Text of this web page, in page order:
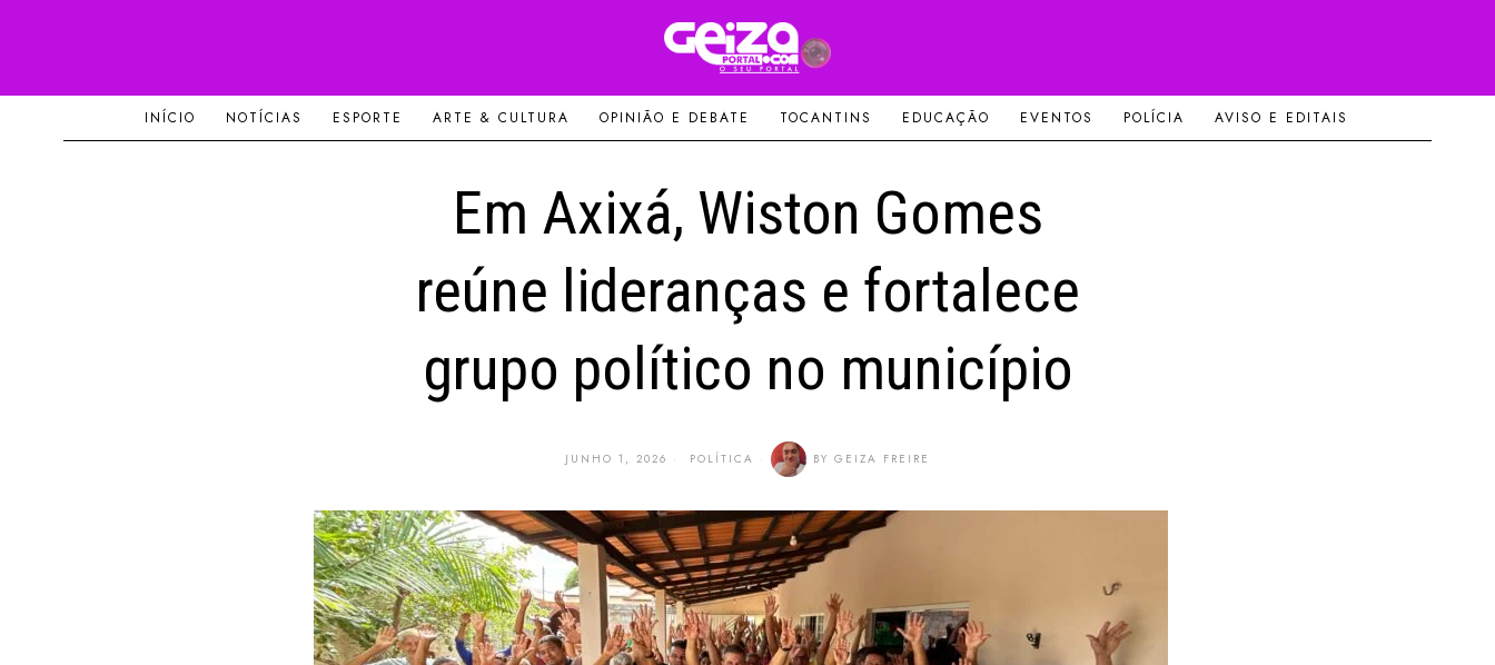
INÍCIO NOTÍCIAS ESPORTE ARTE & CULTURA OPINIÃO E DEBATE TOCANTINS EDUCAÇÃO EVENTOS POLÍCIA AVISO E EDITAIS
Em Axixá, Wiston Gomes
reúne lideranças e fortalece
grupo político no município
JUNHO 1, 2026 POLÍTICA BY GEIZA FREIRE